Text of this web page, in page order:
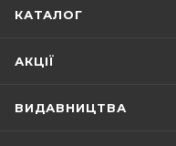
КАТАЛОГ
АКЦІЇ
ВИДАВНИЦТВА